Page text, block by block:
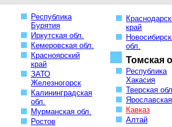
Республика
Бурятия
Иркутская обл.
Кемеровская обл.
Красноярский
край
ЗАТО
Железногорск
Калининградская
обл.
Мурманская обл.
Ростов
край
обл.
Томская
Республика
Хакасия
Тверская
Кавказ
Алтай